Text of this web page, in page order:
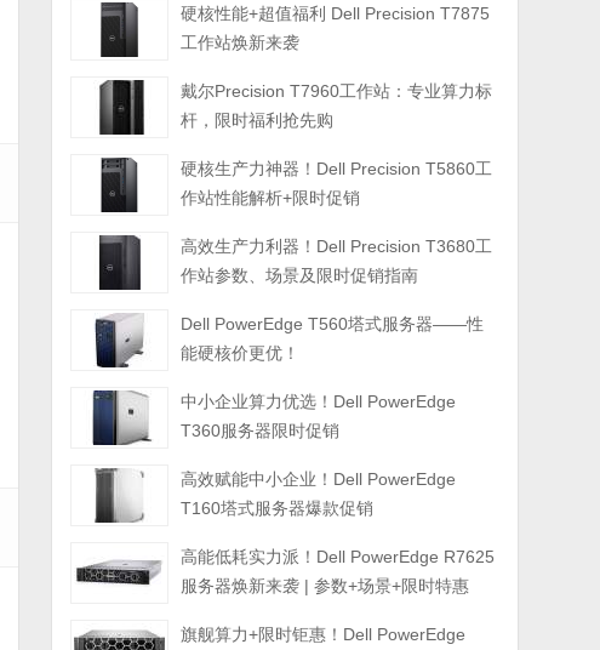
硬核性能+超值福利 Dell Precision T7875
工作站焕新来袭
戴尔Precision T7960工作站：专业算力标
杆，限时福利抢先购
硬核生产力神器！Dell Precision T5860工
作站性能解析+限时促销
高效生产力利器！Dell Precision T3680工
作站参数、场景及限时促销指南
Dell PowerEdge T560塔式服务器——性
能硬核价更优！
中小企业算力优选！Dell PowerEdge
T360服务器限时促销
高效赋能中小企业！Dell PowerEdge
T160塔式服务器爆款促销
高能低耗实力派！Dell PowerEdge R7625
服务器焕新来袭 | 参数+场景+限时特惠
旗舰算力+限时钜惠！Dell PowerEdge